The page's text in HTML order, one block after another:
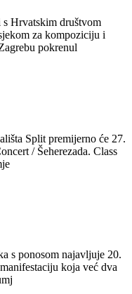
Hrvatskim društvom
za kompoziciju i
pokrenul
Split premijerno će 27.
/ Šeherezada. Class
s ponosom najavljuje 20.
koja već dva